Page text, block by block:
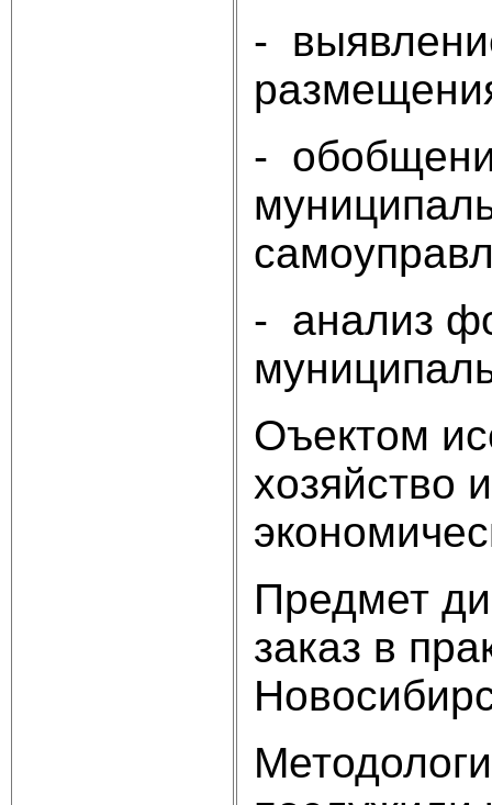
-
-
- анализ
Оъектом
хозяйство
Предмет
заказ в